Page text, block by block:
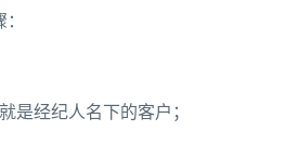
是经纪人名下的客户；